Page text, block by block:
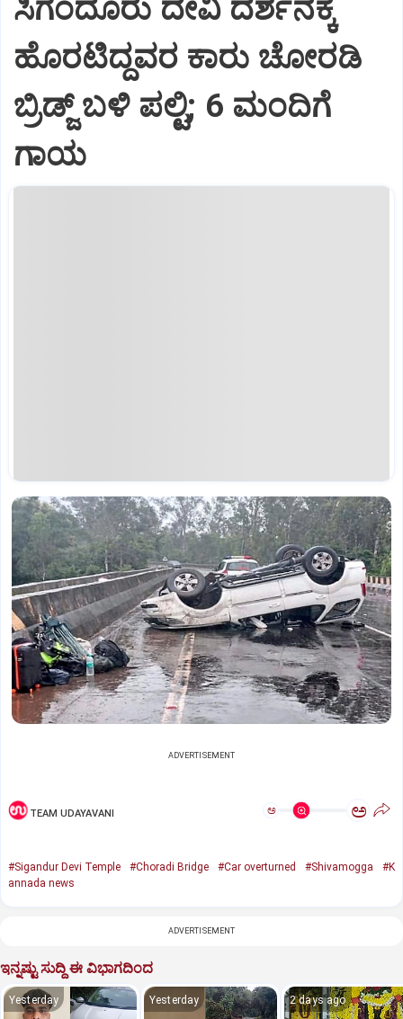
ಸಿಗಂದೂರು ದೇವಿ ದರ್ಶನಕ್ಕೆ
ಹೊರಟಿದ್ದವರ ಕಾರು ಚೋರಡಿ
ಬ್ರಿಡ್ಜ್ ಬಳಿ ಪಲ್ಟಿ; 6 ಮಂದಿಗೆ
ಗಾಯ
ADVERTISEMENT
TEAM UDAYAVANI ಅ ಅ
#Sigandur Devi Temple #Choradi Bridge #Car overturned #Shivamogga
#K
annada news
ADVERTISEMENT
ಇನ್ನಷ್ಟು ಸುದ್ದಿ ಈ ವಿಭಾಗದಿಂದ
Yesterday Yesterday 2 days ago